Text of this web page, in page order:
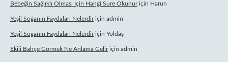
Bebeğin Sağlıklı Olması Için Hangi Sure Okunuriçin Harun
Yeşil Soğanın Faydaları Nelerdiriçin admin
Yeşil Soğanın Faydaları Nelerdiriçin Yoldaş
Ekili Bahçe Görmek Ne Anlama Geliriçin admin